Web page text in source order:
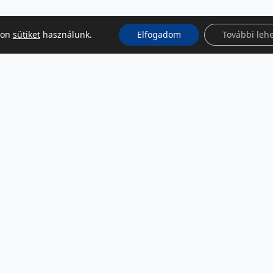
sütikethasználunk. Elfogadom További